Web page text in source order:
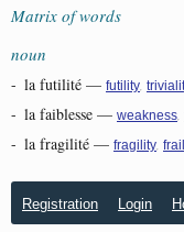
Matrix of words
noun
- la futilité — futility,
- la faiblesse — weakness,
- la fragilité — fragility,
Registration Login